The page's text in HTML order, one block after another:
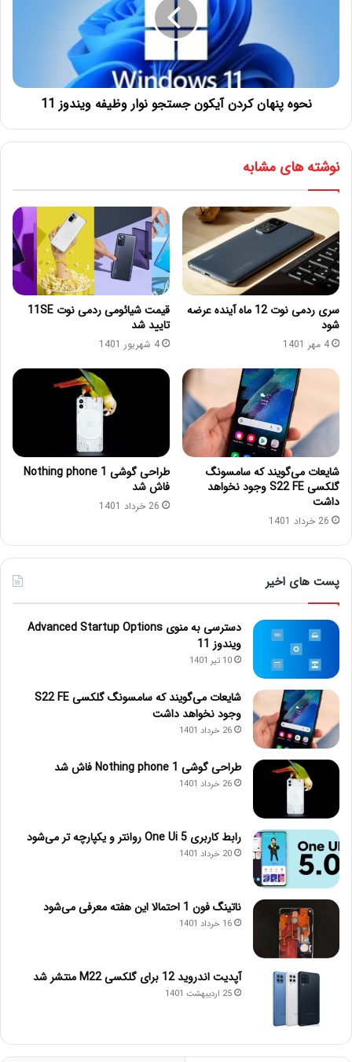
نحوه پنهان کردن آیکون جستجو نوار وظیفه ویندوز 11
نوشته های مشابه
سری ردمی نوت 12 ماه آینده عرضه
شود
4 مهر 1401
قیمت شیائومی ردمی نوت 11SE
تایید شد
4 شهریور 1401
شایعات می‌گویند که سامسونگ
گلکسی S22 FE وجود نخواهد
داشت
26 خرداد 1401
طراحی گوشی Nothing phone 1
فاش شد
26 خرداد 1401
پست های اخیر
دسترسی به منوی Advanced Startup Options
ویندوز 11
10 تیر 1401
شایعات می‌گویند که سامسونگ گلکسی S22 FE
وجود نخواهد داشت
26 خرداد 1401
طراحی گوشی Nothing phone 1 فاش شد
26 خرداد 1401
رابط کاربری One Ui 5 روانتر و یکپارچه تر می‌شود
20 خرداد 1401
ناتینگ فون 1 احتمالا این هفته معرفی می‌شود
16 خرداد 1401
آپدیت اندروید 12 برای گلکسی M22 منتشر شد
25 اردیبهشت 1401